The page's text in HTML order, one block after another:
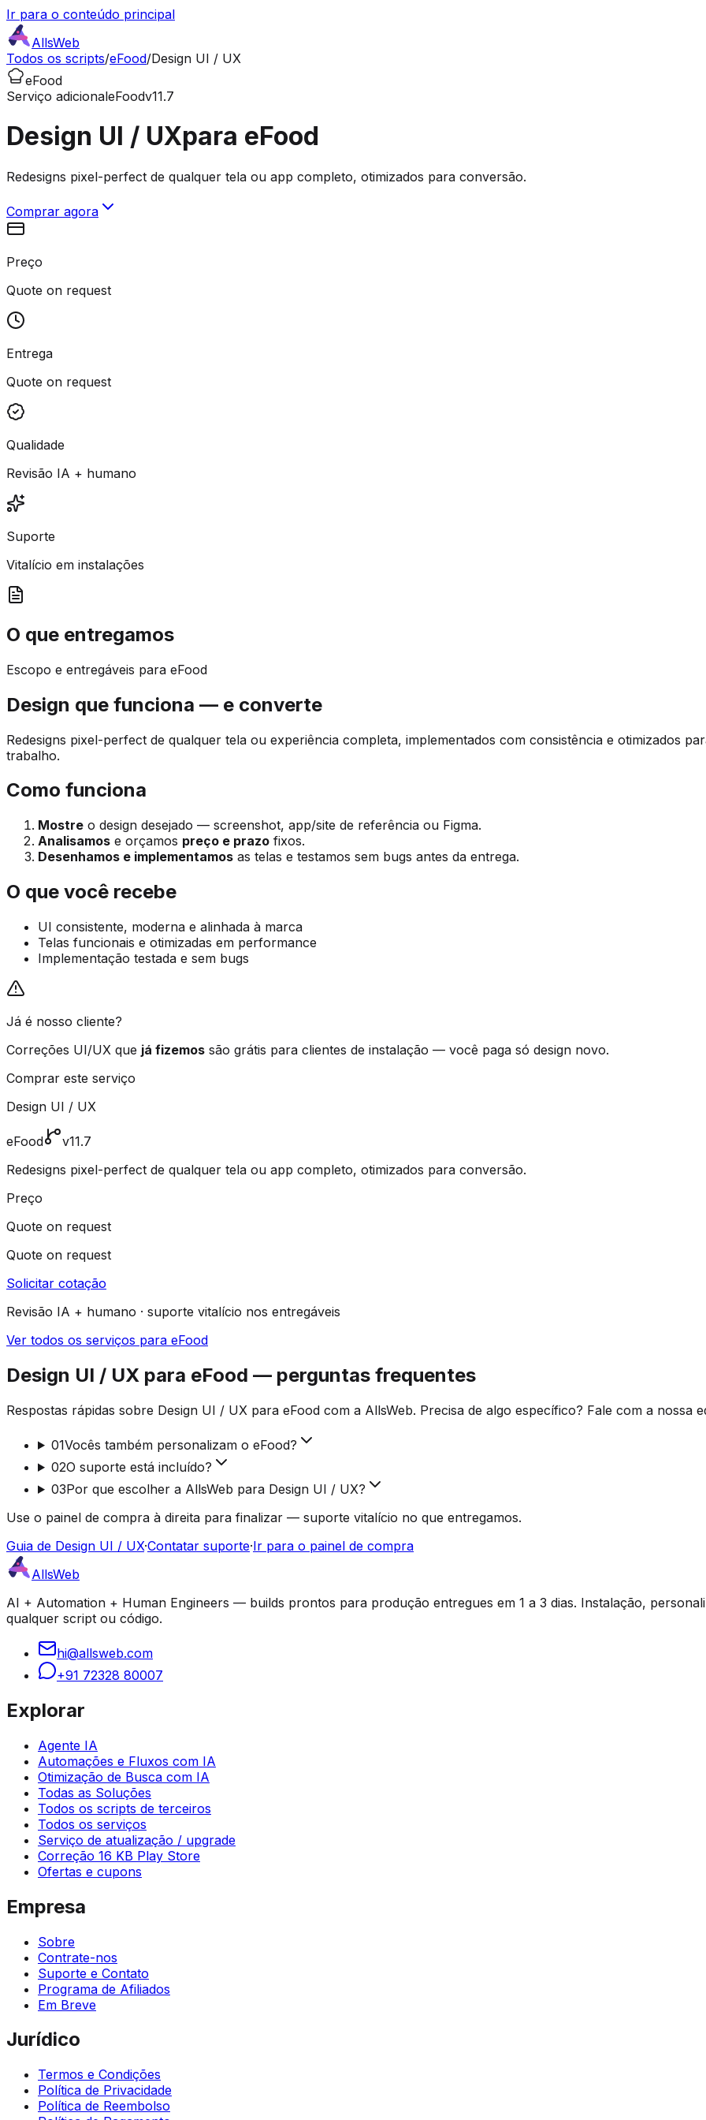
Ir para o conteúdo principal
AllsWeb
Todos os scripts/eFood/Design UI / UX
eFood
Serviço adicionaleFoodv11.7
Design UI / UXpara eFood
Redesigns pixel-perfect de qualquer tela ou app completo, otimizados para conversão.
Comprar agora
Preço
Quote on request
Entrega
Quote on request
Qualidade
Revisão IA + humano
Suporte
Vitalício em instalações
O que entregamos
Escopo e entregáveis para eFood
Design que funciona — e converte
Redesigns pixel-perfect de qualquer tela ou experiência completa, implementados com consistência e otimizados
trabalho.
Como funciona
Mostre o design desejado — screenshot, app/site de referência ou Figma.
Analisamos e orçamos preço e prazo fixos.
Desenhamos e implementamos as telas e testamos sem bugs antes da entrega.
O que você recebe
UI consistente, moderna e alinhada à marca
Telas funcionais e otimizadas em performance
Implementação testada e sem bugs
Já é nosso cliente?
Correções UI/UX que já fizemos são grátis para clientes de instalação — você paga só design novo.
Comprar este serviço
Design UI / UX
eFood
v11.7
Redesigns pixel-perfect de qualquer tela ou app completo, otimizados para conversão.
Preço
Quote on request
Quote on request
Solicitar cotação
Revisão IA + humano · suporte vitalício nos entregáveis
Ver todos os serviços para eFood
Design UI / UX para eFood — perguntas frequentes
Respostas rápidas sobre Design UI / UX para eFood com a AllsWeb. Precisa de algo específico? Fale com a nossa
01Vocês também personalizam o eFood?
02O suporte está incluído?
03Por que escolher a AllsWeb para Design UI / UX?
Use o painel de compra à direita para finalizar — suporte vitalício no que entregamos.
Guia de Design UI / UX·Contatar suporte·Ir para o painel de compra
AllsWeb
AI + Automation + Human Engineers — builds prontos para produção entregues em 1 a 3 dias. Instalação,
qualquer script ou código.
hi@allsweb.com
+91 72328 80007
Explorar
Agente IA
Automações e Fluxos com IA
Otimização de Busca com IA
Todas as Soluções
Todos os scripts de terceiros
Todos os serviços
Serviço de atualização / upgrade
Correção 16 KB Play Store
Ofertas e cupons
Empresa
Sobre
Contrate-nos
Suporte e Contato
Programa de Afiliados
Em Breve
Jurídico
Termos e Condições
Política de Privacidade
Política de Reembolso